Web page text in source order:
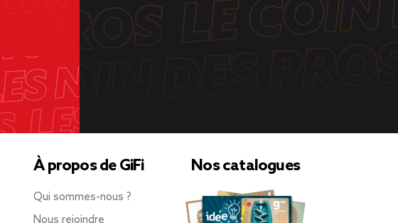
À propos de GiFi
Qui sommes-nous ?
Nous rejoindre
Nos catalogues